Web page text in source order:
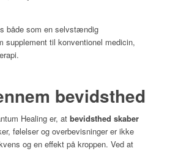
både som en selvstændig
supplement til konventionel medicin,
bevidsthed
Healing er, at bevidsthed skaber
følelser og overbevisninger er ikke
og en effekt på kroppen. Ved at